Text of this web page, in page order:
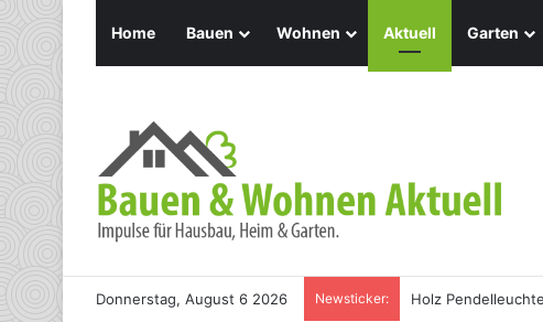
Home Bauen Wohnen Aktuell Garten
Donnerstag, August 6 2026 Newsticker: Holz